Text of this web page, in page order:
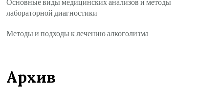
Основные виды медицинских анализов и методы
лабораторной диагностики
Методы и подходы к лечению алкоголизма
Архив